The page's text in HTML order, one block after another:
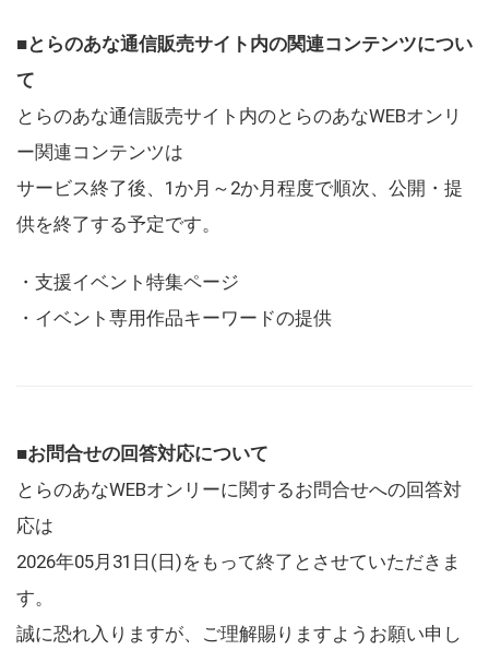
■とらのあな通信販売サイト内の関連コンテンツについ
て
とらのあな通信販売サイト内のとらのあなWEBオンリ
ー関連コンテンツは
サービス終了後、1か月～2か月程度で順次、公開・提
供を終了する予定です。
・支援イベント特集ページ
・イベント専用作品キーワードの提供
■お問合せの回答対応について
とらのあなWEBオンリーに関するお問合せへの回答対
応は
2026年05月31日(日)をもって終了とさせていただきま
す。
誠に恐れ入りますが、ご理解賜りますようお願い申し